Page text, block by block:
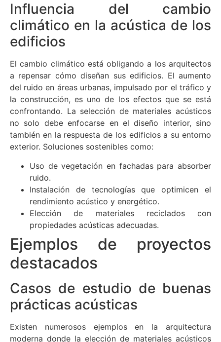
Influencia del cambio
climático en la acústica de los
edificios
El cambio climático está obligando a los arquitectos
a repensar cómo diseñan sus edificios. El aumento
del ruido en áreas urbanas, impulsado por el tráfico y
la construcción, es uno de los efectos que se está
confrontando. La selección de materiales acústicos
no solo debe enfocarse en el diseño interior, sino
también en la respuesta de los edificios a su entorno
exterior. Soluciones sostenibles como:
Uso de vegetación en fachadas para absorber
ruido.
Instalación de tecnologías que optimicen el
rendimiento acústico y energético.
Elección de materiales reciclados con
propiedades acústicas adecuadas.
Ejemplos de proyectos
destacados
Casos de estudio de buenas
prácticas acústicas
Existen numerosos ejemplos en la arquitectura
moderna donde la elección de materiales acústicos